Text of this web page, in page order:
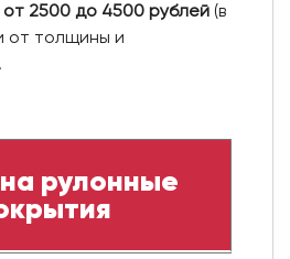
от 2500 до 4500 рублей(в
от толщины и
рулонные